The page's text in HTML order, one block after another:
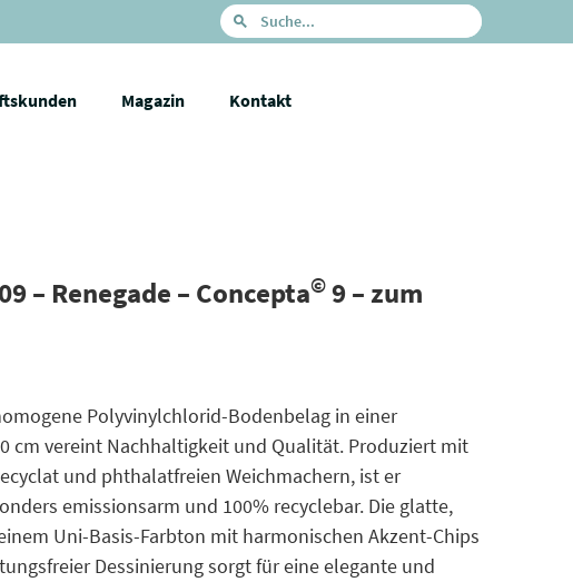
Magazin Kontakt
– Renegade – Concepta© 9 – zum
Polyvinylchlorid-Bodenbelag in einer
cm vereint Nachhaltigkeit und Qualität. Produziert mit
und phthalatfreien Weichmachern, ist er
emissionsarm und 100% recyclebar. Die glatte,
Uni-Basis-Farbton mit harmonischen Akzent-Chips
Dessinierung sorgt für eine elegante und